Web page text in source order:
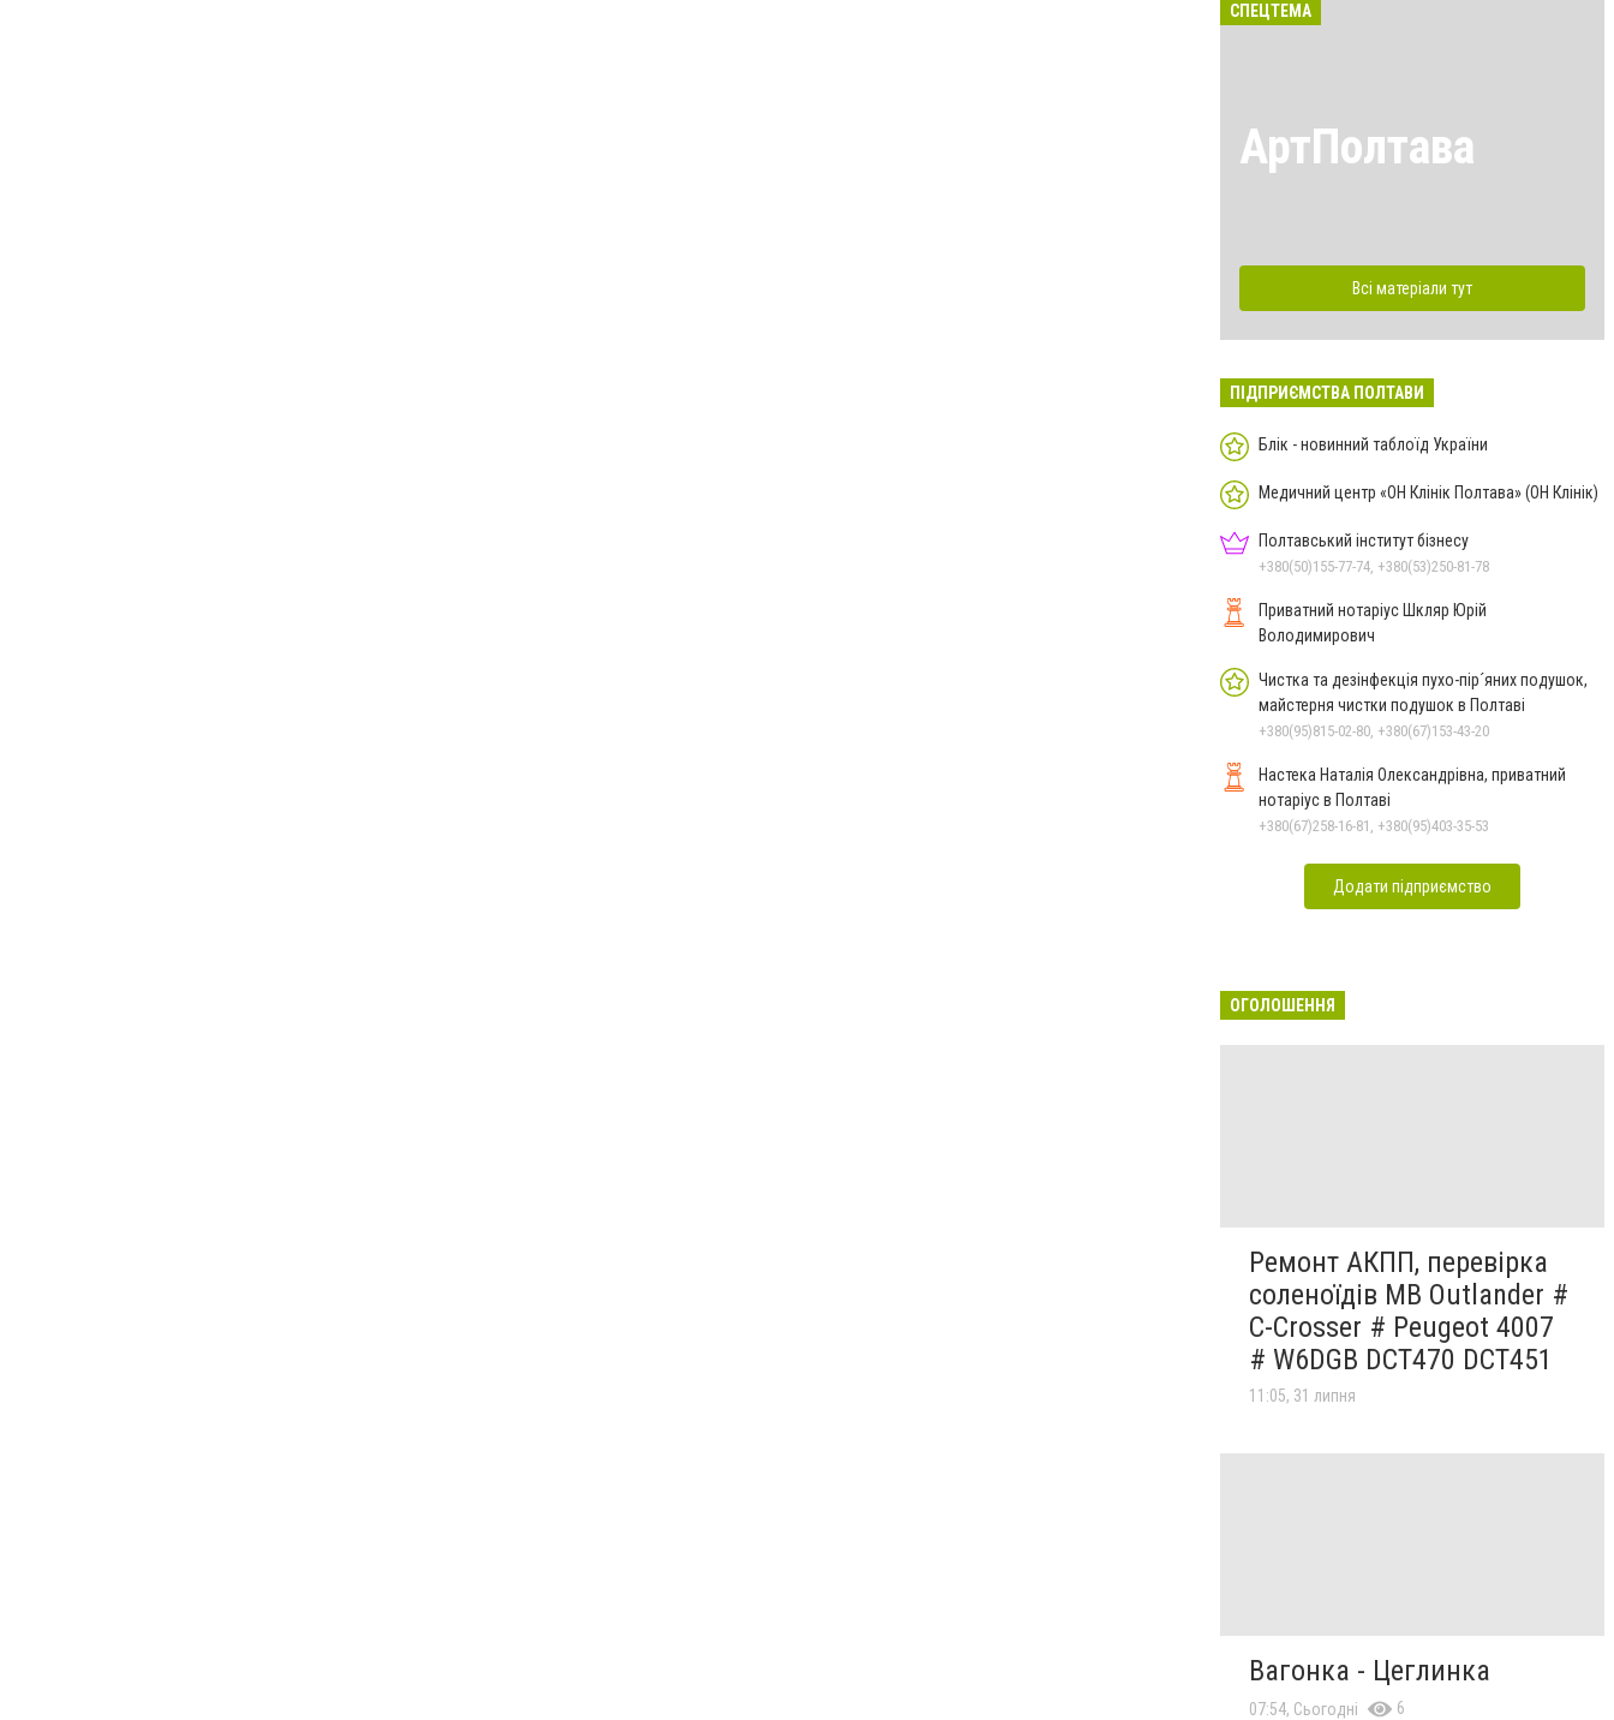
СПЕЦТЕМА
АртПолтава
Всі матеріали тут
ПІДПРИЄМСТВА ПОЛТАВИ
Блік - новинний таблоїд України
Медичний центр «ОН Клінік Полтава» (ОН Клінік)
Полтавський інститут бізнесу
+380(50)155-77-74, +380(53)250-81-78
Приватний нотаріус Шкляр Юрій
Володимирович
Чистка та дезінфекція пухо-пір´яних подушок,
майстерня чистки подушок в Полтаві
+380(95)815-02-80, +380(67)153-43-20
Настека Наталія Олександрівна, приватний
нотаріус в Полтаві
+380(67)258-16-81, +380(95)403-35-53
Додати підприємство
ОГОЛОШЕННЯ
Ремонт АКПП, перевірка
соленоїдів MB Outlander #
C-Crosser # Peugeot 4007
# W6DGB DCT470 DCT451
11:05, 31 липня
Вагонка - Цеглинка
07:54, Сьогодні 6